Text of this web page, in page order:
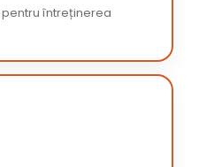
întreținerea